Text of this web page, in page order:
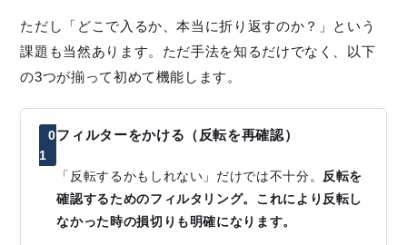
ただし「どこで入るか、本当に折り返すのか？」という
課題も当然あります。ただ手法を知るだけでなく、以下
の3つが揃って初めて機能します。
0
1
フィルターをかける（反転を再確認）
「反転するかもしれない」だけでは不十分。
反転を
確認するためのフィルタリング。これにより反転し
なかった時の損切りも明確になります。